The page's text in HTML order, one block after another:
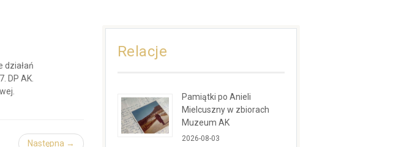
działań
DP AK.
Następna →
Relacje
Pamiątki po Anieli
Mielcuszny w zbiorach
Muzeum AK
2026-08-03